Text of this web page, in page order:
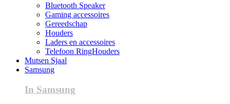
Bluetooth Speaker
Gaming accessoires
Gereedschap
Houders
Laders en accessoires
Telefoon RingHouders
Mutsen Sjaal
Samsung
In Samsung